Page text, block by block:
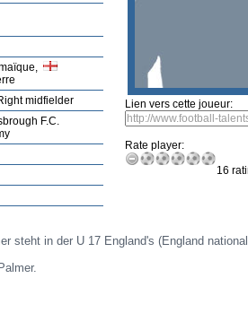
midfielder
F.C.
Lien vers cette joueur:
Rate player:
16
steht in der U 17 England's (England